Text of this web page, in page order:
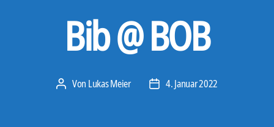
Bib @ BOB
Beitragsautor
Von Lukas Meier Veröffentlichungsdatum
4. Januar 2022